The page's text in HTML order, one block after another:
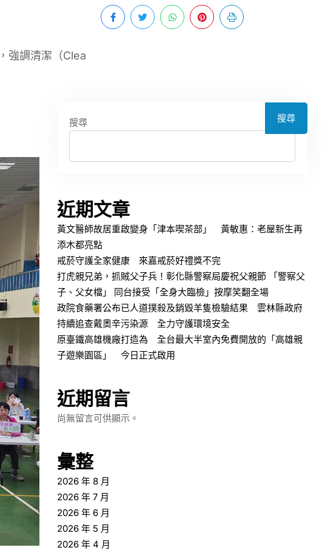
強調清潔（Clea
搜尋 搜尋
近期文章
黃文醫師故居重啟變身「津本喫茶部」 黃敏惠：老屋新生再
添木都亮點
戒菸守護全家健康 來嘉戒菸好禮獎不完
打虎親兄弟，抓賊父子兵！彰化縣警察局慶祝父親節 「警察父
子、父女檔」 同台接受「全身大臨檢」按摩笑翻全場
政院食藥署公布已人道撲殺及銷毀羊隻檢驗結果 雲林縣政府
持續追查戴奧辛污染源 全力守護環境安全
原臺鐵高雄機廠打造為 全台最大半室內免費開放的「高雄親
子遊樂園區」 今日正式啟用
近期留言
尚無留言可供顯示。
彙整
2026 年 8 月
2026 年 7 月
2026 年 6 月
2026 年 5 月
2026 年 4 月